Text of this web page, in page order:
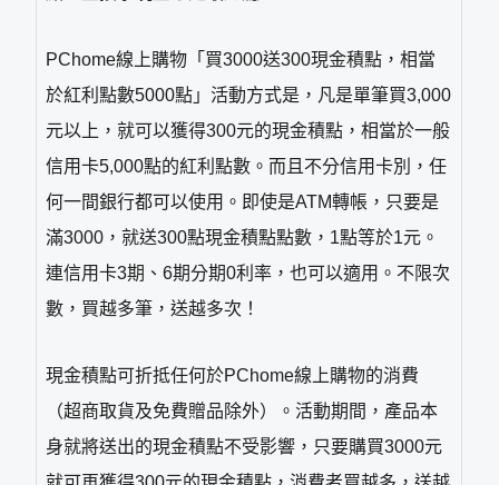
PChome線上購物「買3000送300現金積點，相當
於紅利點數5000點」活動方式是，凡是單筆買3,000
元以上，就可以獲得300元的現金積點，相當於一般
信用卡5,000點的紅利點數。而且不分信用卡別，任
何一間銀行都可以使用。即使是ATM轉帳，只要是
滿3000，就送300點現金積點點數，1點等於1元。
連信用卡3期、6期分期0利率，也可以適用。不限次
數，買越多筆，送越多次！
現金積點可折抵任何於PChome線上購物的消費
（超商取貨及免費贈品除外）。活動期間，產品本
身就將送出的現金積點不受影響，只要購買3000元